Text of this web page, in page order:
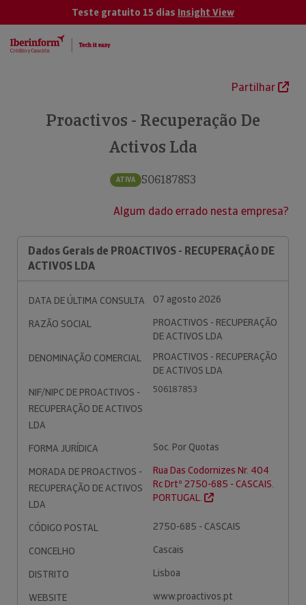
Teste gratuito 15 dias Insight View
Partilhar
Proactivos - Recuperação De
Activos Lda
ATIVA 506187853
Algum dado errado nesta empresa?
Dados Gerais de PROACTIVOS - RECUPERAÇÃO DE
ACTIVOS LDA
DATA DE ÚLTIMA CONSULTA
07 agosto 2026
RAZÃO SOCIAL
PROACTIVOS - RECUPERAÇÃO
DE ACTIVOS LDA
DENOMINAÇÃO COMERCIAL
PROACTIVOS - RECUPERAÇÃO
DE ACTIVOS LDA
NIF/NIPC DE PROACTIVOS -
RECUPERAÇÃO DE ACTIVOS
LDA
506187853
FORMA JURÍDICA
Soc. Por Quotas
MORADA DE PROACTIVOS -
RECUPERAÇÃO DE ACTIVOS
LDA
Rua Das Codornizes Nr. 404
Rc Drtº 2750-685 - CASCAIS.
PORTUGAL.
CÓDIGO POSTAL
2750-685 - CASCAIS
CONCELHO
Cascais
DISTRITO
Lisboa
WEBSITE
www.proactivos.pt